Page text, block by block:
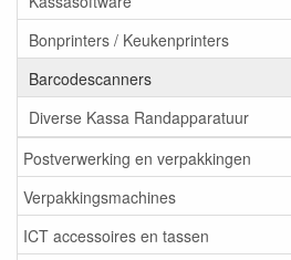
Bonprinters / Keukenprinters
Barcodescanners
Diverse Kassa Randapparatuur
Postverwerking en verpakkingen
Verpakkingsmachines
ICT accessoires en tassen